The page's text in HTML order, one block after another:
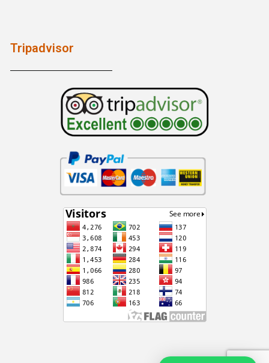
Tripadvisor